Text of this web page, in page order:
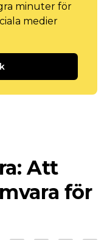
minuter för
medier
Att
för